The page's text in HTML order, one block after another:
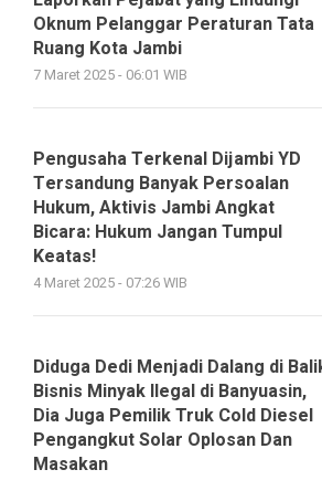
Oknum Pelanggar Peraturan Tata
Ruang Kota Jambi
7 Maret 2025 - 06:01 WIB
Pengusaha Terkenal Dijambi YD
Tersandung Banyak Persoalan
Hukum, Aktivis Jambi Angkat
Bicara: Hukum Jangan Tumpul
Keatas!
4 Maret 2025 - 07:26 WIB
Diduga Dedi Menjadi Dalang di
Bisnis Minyak Ilegal di Banyuasin,
Dia Juga Pemilik Truk Cold Diesel
Pengangkut Solar Oplosan Dan
Masakan